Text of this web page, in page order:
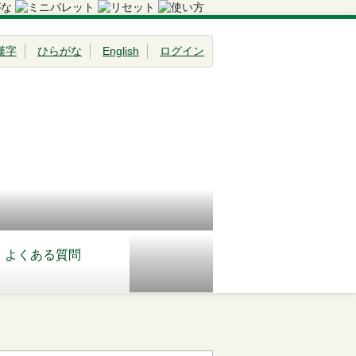
よくある質問
字 ひらがな English ログイン